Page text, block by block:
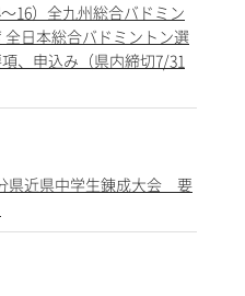
16）全九州総合バドミン
全日本総合バドミントン選
、申込み（県内締切7/31
県近県中学生錬成大会 要